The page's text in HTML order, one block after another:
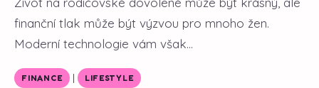
finanční tlak může být výzvou pro mnoho žen.
Moderní technologie vám však...
FINANCE | LIFESTYLE